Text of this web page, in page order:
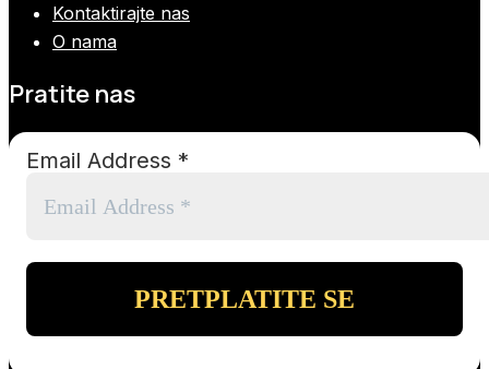
Kontaktirajte nas
O nama
Pratite nas
Email Address *